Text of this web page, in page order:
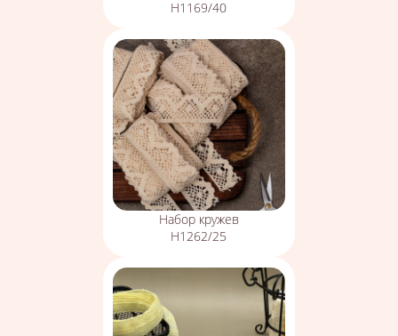
Н1169/40
Набор кружев
Н1262/25